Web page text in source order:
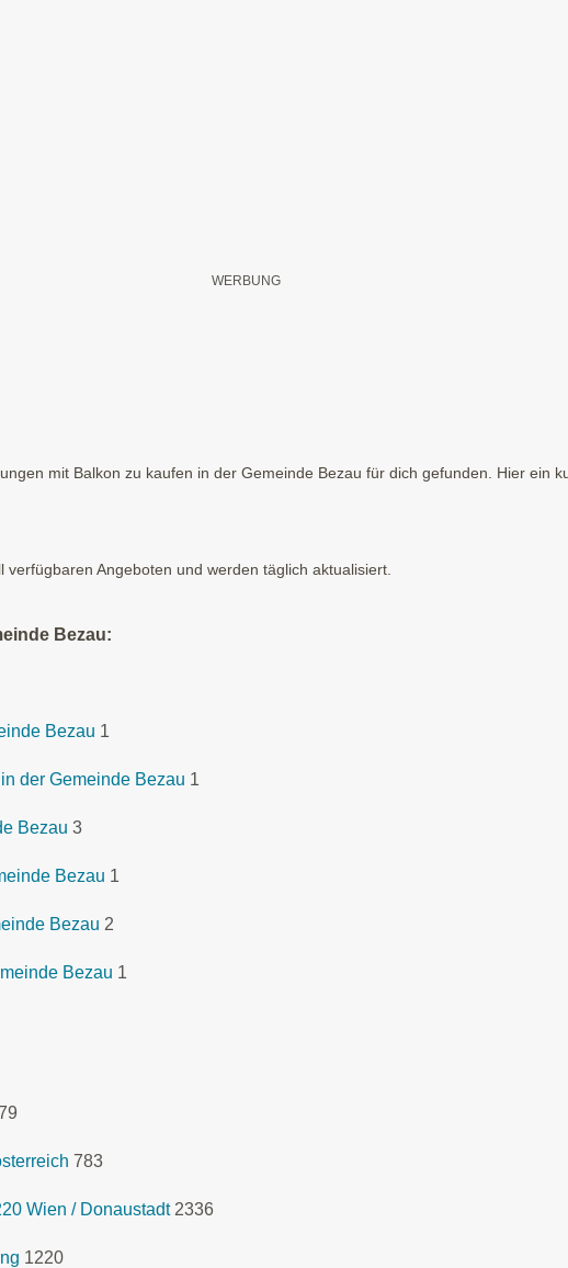
mit Balkon zu kaufen in der Gemeinde Bezau für dich gefunden. Hier ein
Angeboten und werden täglich aktualisiert.
Bezau:
Bezau 1
der Gemeinde Bezau 1
Bezau 3
Bezau 1
Bezau 2
Bezau 1
783
Wien / Donaustadt 2336
1220